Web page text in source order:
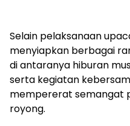
Selain pelaksanaan
menyiapkan berbagai
di antaranya hiburan
serta kegiatan
mempererat semangat
royong.